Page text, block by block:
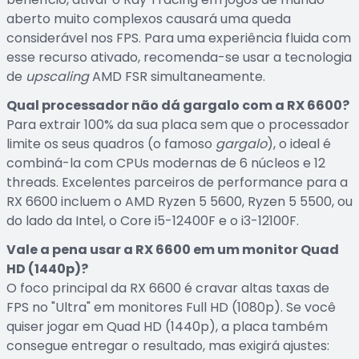
aberto muito complexos causará uma queda
considerável nos FPS. Para uma experiência fluida com
esse recurso ativado, recomenda-se usar a tecnologia
de upscalingAMD FSR simultaneamente.
Qual processador não dá gargalo com a RX 6600?
Para extrair 100% da sua placa sem que o processador
limite os seus quadros (o famoso gargalo), o ideal é
combiná-la com CPUs modernas de 6 núcleos e 12
threads. Excelentes parceiros de performance para a
RX 6600 incluem o AMD Ryzen 5 5600, Ryzen 5 5500, ou
do lado da Intel, o Core i5-12400F e o i3-12100F.
Vale a pena usar a RX 6600 em um monitor Quad
HD (1440p)?
O foco principal da RX 6600 é cravar altas taxas de
FPS no "Ultra" em monitores Full HD (1080p). Se você
quiser jogar em Quad HD (1440p), a placa também
consegue entregar o resultado, mas exigirá ajustes: